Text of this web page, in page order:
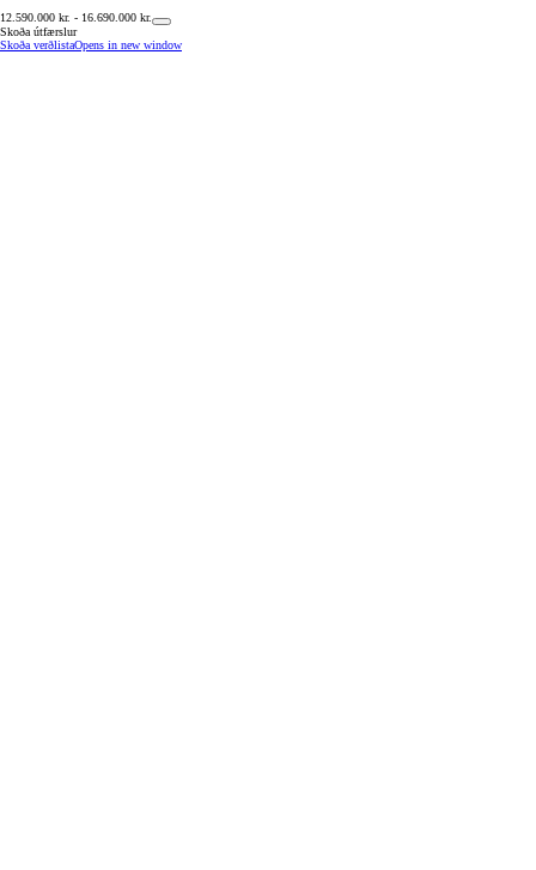
12.590.000 kr. - 16.690.000 kr.
Skoða útfærslur
Skoða verðlistaOpens in new window